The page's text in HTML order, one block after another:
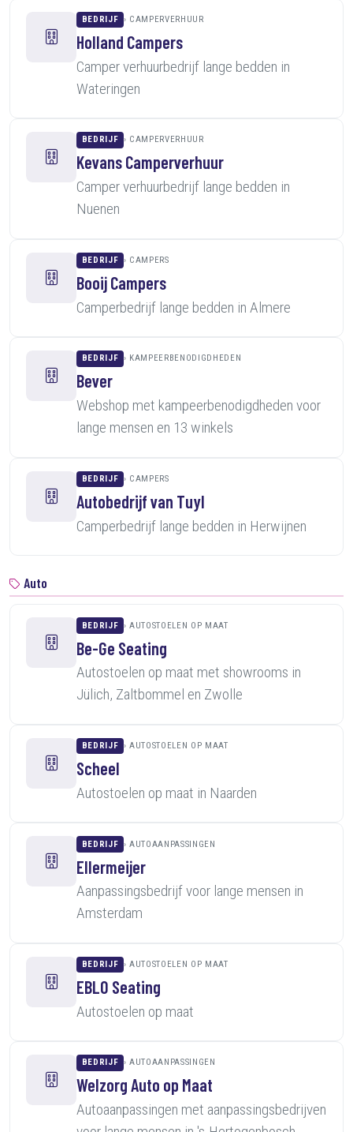
BEDRIJF CAMPERVERHUUR
Holland Campers
Camper verhuurbedrijf lange bedden in
Wateringen
BEDRIJF CAMPERVERHUUR
Kevans Camperverhuur
Camper verhuurbedrijf lange bedden in
Nuenen
BEDRIJF CAMPERS
Booij Campers
Camperbedrijf lange bedden in Almere
BEDRIJF KAMPEERBENODIGDHEDEN
Bever
Webshop met kampeerbenodigdheden voor
lange mensen en 13 winkels
BEDRIJF CAMPERS
Autobedrijf van Tuyl
Camperbedrijf lange bedden in Herwijnen
Auto
BEDRIJF AUTOSTOELEN OP MAAT
Be-Ge Seating
Autostoelen op maat met showrooms in
Jülich, Zaltbommel en Zwolle
BEDRIJF AUTOSTOELEN OP MAAT
Scheel
Autostoelen op maat in Naarden
BEDRIJF AUTOAANPASSINGEN
Ellermeijer
Aanpassingsbedrijf voor lange mensen in
Amsterdam
BEDRIJF AUTOSTOELEN OP MAAT
EBLO Seating
Autostoelen op maat
BEDRIJF AUTOAANPASSINGEN
Welzorg Auto op Maat
Autoaanpassingen met aanpassingsbedrijven